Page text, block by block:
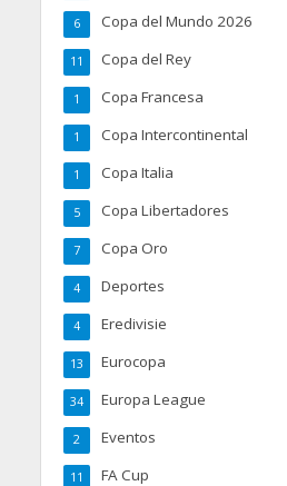
Copa del Mundo 2026
6
Copa del Rey
11
Copa Francesa
1
Copa Intercontinental
1
Copa Italia
1
Copa Libertadores
5
Copa Oro
7
Deportes
4
Eredivisie
4
Eurocopa
13
Europa League
34
Eventos
2
FA Cup
11